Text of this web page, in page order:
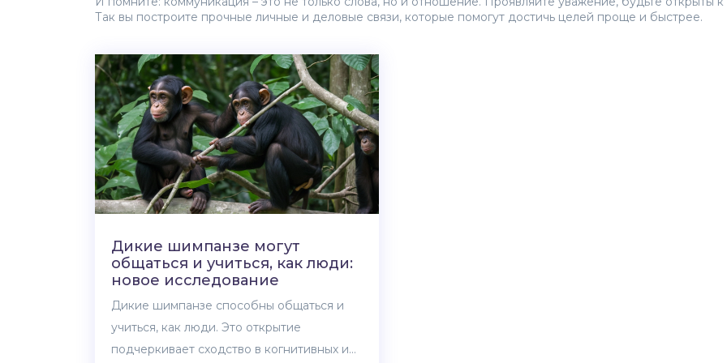
Так вы построите прочные личные и деловые связи, которые помогут достичь целей проще и быстрее.
Дикие шимпанзе могут
общаться и учиться, как люди:
новое исследование
Дикие шимпанзе способны общаться и
учиться, как люди. Это открытие
подчеркивает сходство в когнитивных и